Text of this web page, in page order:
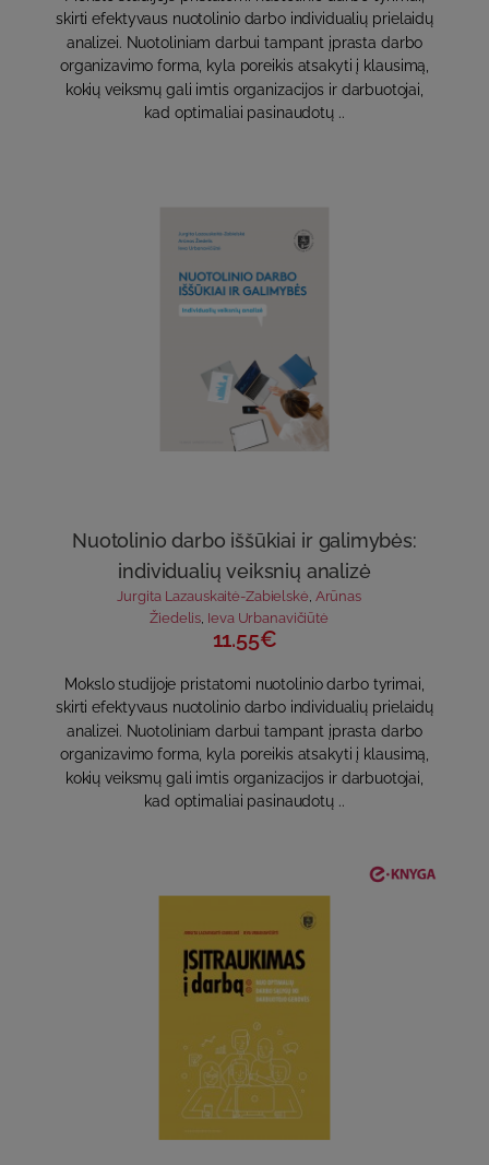
skirti efektyvaus nuotolinio darbo individualių prielaidų
analizei. Nuotoliniam darbui tampant įprasta darbo
organizavimo forma, kyla poreikis atsakyti į klausimą,
kokių veiksmų gali imtis organizacijos ir darbuotojai,
kad optimaliai pasinaudotų ..
Nuotolinio darbo iššūkiai ir galimybės:
individualių veiksnių analizė
Jurgita Lazauskaitė-Zabielskė, Arūnas
Žiedelis Ieva Urbanavičiūtė
11.55€
Mokslo studijoje pristatomi nuotolinio darbo tyrimai,
skirti efektyvaus nuotolinio darbo individualių prielaidų
analizei. Nuotoliniam darbui tampant įprasta darbo
organizavimo forma, kyla poreikis atsakyti į klausimą,
kokių veiksmų gali imtis organizacijos ir darbuotojai,
kad optimaliai pasinaudotų ..